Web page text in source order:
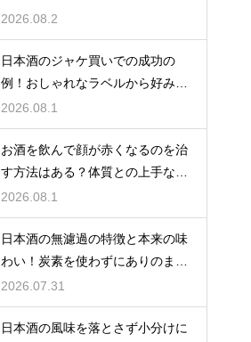
なす味
2026.08.2
日本酒のジャケ買いでの成功の
例！おしゃれなラベルから好みの
味を探す
2026.08.1
お酒を飲んで顔が赤くなるのを治
す方法はある？体質との上手な付
き合い方
2026.08.1
日本酒の無濾過の特徴と本来の味
わい！炭素を使わずにありのまま
を楽しむ
2026.07.31
日本酒の風味を落とさず小分けに